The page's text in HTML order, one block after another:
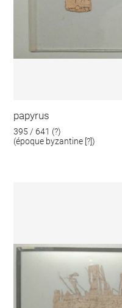
papyrus
395 / 641 (?)
(époque byzantine [?])